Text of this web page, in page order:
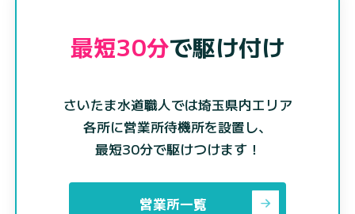
最短30分で駆け付け
さいたま水道職人では埼玉県内エリア
各所に営業所待機所を設置し、
最短30分で駆けつけます！
営業所一覧